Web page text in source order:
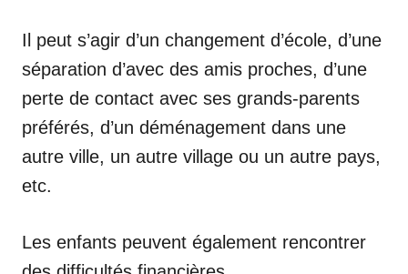
Il peut s’agir d’un changement d’école, d’une
séparation d’avec des amis proches, d’une
perte de contact avec ses grands-parents
préférés, d’un déménagement dans une
autre ville, un autre village ou un autre pays,
etc.
Les enfants peuvent également rencontrer